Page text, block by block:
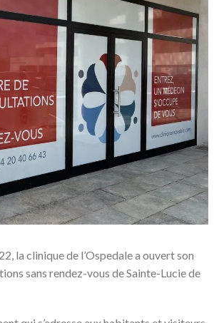
la clinique de l’Ospedale a ouvert son
sans rendez-vous de Sainte-Lucie de